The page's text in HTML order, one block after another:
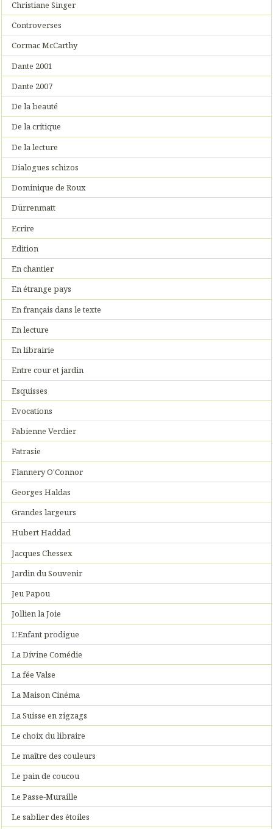
Christiane Singer
Controverses
Cormac McCarthy
Dante 2001
Dante 2007
De la beauté
De la critique
De la lecture
Dialogues schizos
Dominique de Roux
Dürrenmatt
Ecrire
Edition
En chantier
En étrange pays
En français dans le texte
En lecture
En librairie
Entre cour et jardin
Esquisses
Evocations
Fabienne Verdier
Fatrasie
Flannery O'Connor
Georges Haldas
Grandes largeurs
Hubert Haddad
Jacques Chessex
Jardin du Souvenir
Jeu Papou
Jollien la Joie
L'Enfant prodigue
La Divine Comédie
La fée Valse
La Maison Cinéma
La Suisse en zigzags
Le choix du libraire
Le maître des couleurs
Le pain de coucou
Le Passe-Muraille
Le sablier des étoiles